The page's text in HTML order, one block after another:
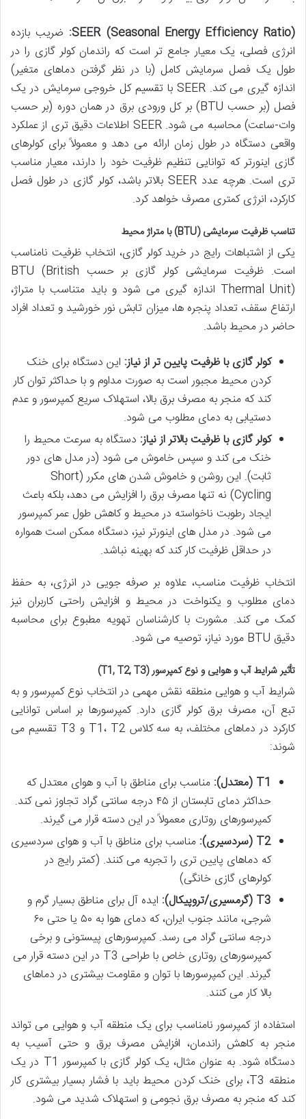
SEER (Seasonal Energy Efficiency Ratio): ضریب بازده
انرژی فصلی، یک معیار جامع تر است که راندمان کولر گازی را در
طول یک فصل سرمایش کامل (با در نظر گرفتن دماهای متغیر)
اندازه گیری می کند. SEER با تقسیم کل خروجی سرمایش در یک
فصل (بر حسب BTU) بر کل ورودی برق در همان دوره (بر حسب
وات-ساعت) محاسبه می شود. SEER اطلاعات دقیق تری از عملکرد
واقعی دستگاه در طول زمان ارائه می دهد و معمولاً برای کولرهای
گازی اینورتر که توانایی تنظیم ظرفیت خود را دارند، معیار مناسب
تری است. هرچه عدد SEER بالاتر باشد، کولر گازی در طول فصل
کارکرد، انرژی کمتری مصرف خواهد کرد.
تناسب ظرفیت سرمایشی (BTU) با متراژ محیط
یکی از اشتباهات رایج در خرید کولر گازی، انتخاب ظرفیت نامناسب
است. ظرفیت سرمایشی کولر گازی بر حسب BTU (British
Thermal Unit) اندازه گیری می شود و باید متناسب با متراژ،
ارتفاع سقف، تعداد پنجره ها، میزان تابش نور خورشید و تعداد افراد
حاضر در محیط باشد.
کولر گازی با ظرفیت پایین تر از نیاز: این دستگاه برای خنک
کردن محیط مجبور است به صورت مداوم و با حداکثر توان کار
کند که منجر به مصرف برق بالا، استهلاک سریع کمپرسور و عدم
دستیابی به دمای مطلوب می شود.
کولر گازی با ظرفیت بالاتر از نیاز: دستگاه به سرعت محیط را
خنک می کند و سپس خاموش می شود (در مدل های دور
ثابت). این روشن و خاموش شدن های مکرر (Short
Cycling) نه تنها مصرف برق را افزایش می دهد، بلکه باعث
ایجاد رطوبت ناخواسته در محیط و کاهش طول عمر کمپرسور
می شود. در مدل های اینورتر نیز، دستگاه ممکن است همواره
در حداقل ظرفیت کار کند که بهینه نباشد.
انتخاب ظرفیت مناسب، علاوه بر صرفه جویی در انرژی، به حفظ
دمای مطلوب و یکنواخت در محیط و افزایش راحتی کاربران نیز
کمک می کند. مشورت با کارشناسان تهویه مطبوع برای محاسبه
دقیق BTU مورد نیاز، توصیه می شود.
تأثیر شرایط آب و هوایی و نوع کمپرسور (T1, T2, T3)
شرایط آب و هوایی منطقه نقش مهمی در انتخاب نوع کمپرسور و به
تبع آن، مصرف برق کولر گازی دارد. کمپرسورها بر اساس توانایی
کارکرد در دماهای مختلف، به سه کلاس T1، T2 و T3 تقسیم می
شوند:
T1 (معتدل):
مناسب برای مناطق با آب و هوای معتدل که
حداکثر دمای تابستان از ۴۵ درجه سانتی گراد تجاوز نمی کند.
کمپرسورهای روتاری معمولاً در این دسته قرار می گیرند.
T2 (سردسیری):
مناسب برای مناطق با آب و هوای سردسیری
که دماهای پایین تری را تجربه می کنند. (کمتر رایج در
کولرهای گازی خانگی)
T3 (گرمسیری/تروپیکال):
ایده آل برای مناطق بسیار گرم و
شرجی، مانند جنوب ایران، که دمای هوا به ۵۰ یا حتی ۶۰
درجه سانتی گراد می رسد. کمپرسورهای پیستونی و برخی
کمپرسورهای روتاری خاص با طراحی T3 در این دسته قرار می
گیرند. این کمپرسورها با توان و مقاومت بیشتری در دماهای
بالا کار می کنند.
استفاده از کمپرسور نامناسب برای یک منطقه آب و هوایی می تواند
منجر به کاهش راندمان، افزایش مصرف برق و حتی آسیب به
دستگاه شود. به عنوان مثال، یک کولر گازی با کمپرسور T1 در یک
منطقه T3، برای خنک کردن محیط باید با فشار بسیار بیشتری کار
کند که منجر به مصرف برق نجومی و استهلاک شدید می شود.